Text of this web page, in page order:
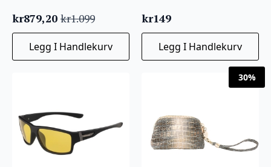
kr1.099
Opprinnelig
pris
var:
kr1.099.
kr879,20
Nåværende
pris
kr879,20.
Legg I Handlekurv
kr149
Legg I Handlekurv
30%